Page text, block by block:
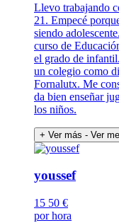
Llevo trabajando
21. Empecé
siendo
curso de
el grado de
un colegio como
Fornalutx. Me
da bien enseñar
los niños.
+ Ver más - Ver
youssef
15 50 €
por hora